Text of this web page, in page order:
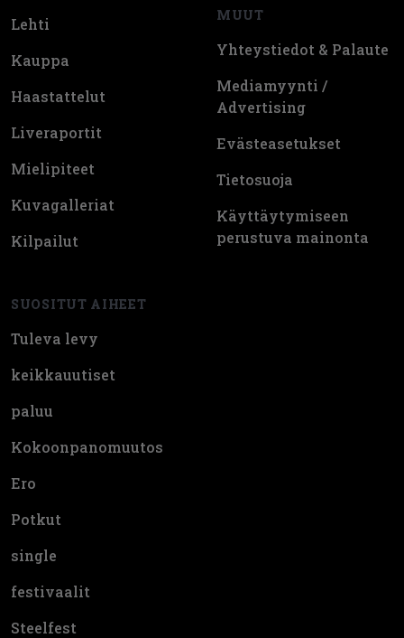
Lehti
Kauppa
Haastattelut
Liveraportit
Mielipiteet
Kuvagalleriat
Kilpailut
SUOSITUT AIHEET
Tuleva levy
keikkauutiset
paluu
Kokoonpanomuutos
Ero
Potkut
single
festivaalit
Steelfest
MUUT
Yhteystiedot & Palaute
Mediamyynti /
Advertising
Evästeasetukset
Tietosuoja
Käyttäytymiseen
perustuva mainonta